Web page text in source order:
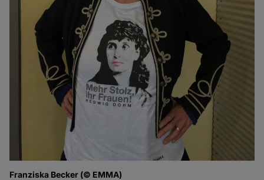
Franziska Becker (© EMMA)